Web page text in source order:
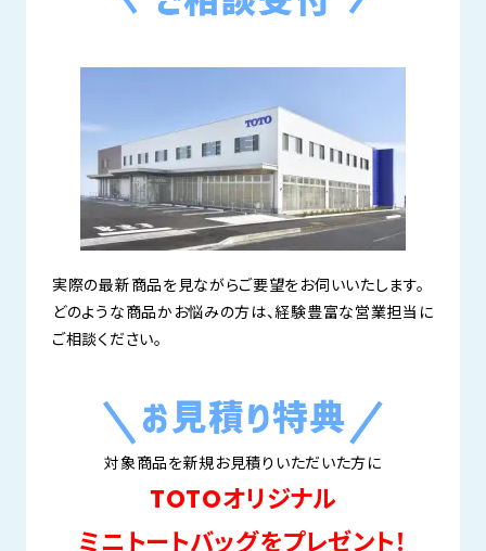
実際の最新商品を見ながらご要望をお伺いいたします。
どのような商品かお悩みの方は、経験豊富な営業担当に
ご相談ください。
対象商品を新規お見積りいただいた方に
TOTOオリジナル
ミニトートバッグをプレゼント！